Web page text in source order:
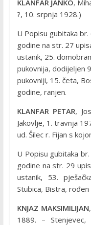
KLANFAR JANKO,
?, 10. srpnja 1928.)
U Popisu gubitaka
godine na str. 27
ustanik, 25.
pukovnija, dodijeljen
pukovniji, 15. četa,
godine, ranjen.
KLANFAR PETAR,
Jakovlje, 1. travnja
ud. Šilec r. Fijan s
U Popisu gubitaka
godine na str. 29
ustanik, 53.
Stubica, Bistra,
KNJAZ MAKSIMILIJAN
1889. –